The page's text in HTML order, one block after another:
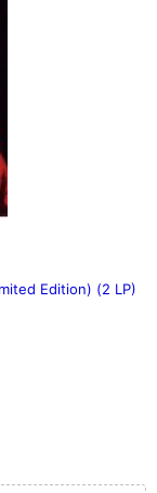
Edition) (2 LP)